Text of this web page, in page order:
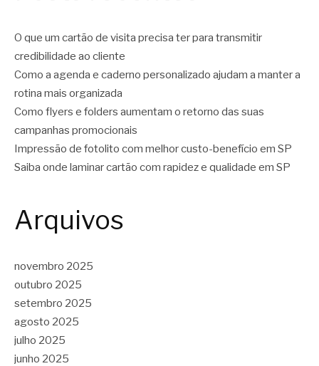
O que um cartão de visita precisa ter para transmitir
credibilidade ao cliente
Como a agenda e caderno personalizado ajudam a manter a
rotina mais organizada
Como flyers e folders aumentam o retorno das suas
campanhas promocionais
Impressão de fotolito com melhor custo-benefício em SP
Saiba onde laminar cartão com rapidez e qualidade em SP
Arquivos
novembro 2025
outubro 2025
setembro 2025
agosto 2025
julho 2025
junho 2025